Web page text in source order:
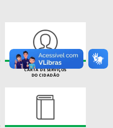
CARTA DE SERVIÇOS
DO CIDADÃO